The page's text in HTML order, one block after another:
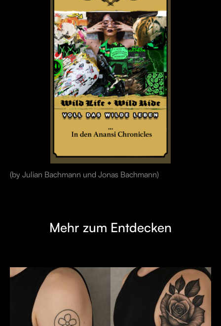
(by Julian Bachmann und Jonas Bachmann)
Mehr zum Entdecken